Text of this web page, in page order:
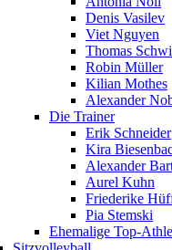
Denis Vasilev
Viet Nguyen
Thomas
Robin Müller
Kilian Mothes
Alexander
Die Trainer
Erik Schneider
Kira
Alexander
Aurel Kuhn
Friederike
Pia Stemski
Ehemalige Top-